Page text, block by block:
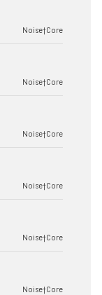
Noise†Core
Noise†Core
Noise†Core
Noise†Core
Noise†Core
Noise†Core